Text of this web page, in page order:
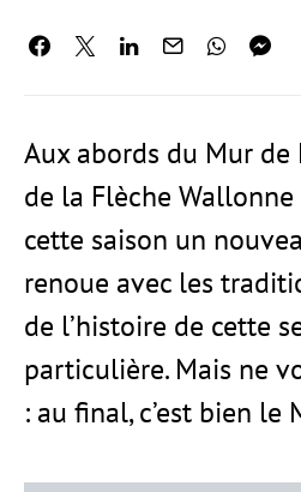
Aux abords du Mur de
de la Flèche
cette saison un
renoue avec les
de l’histoire de cette
particulière. Mais ne
: au final, c’est bien le